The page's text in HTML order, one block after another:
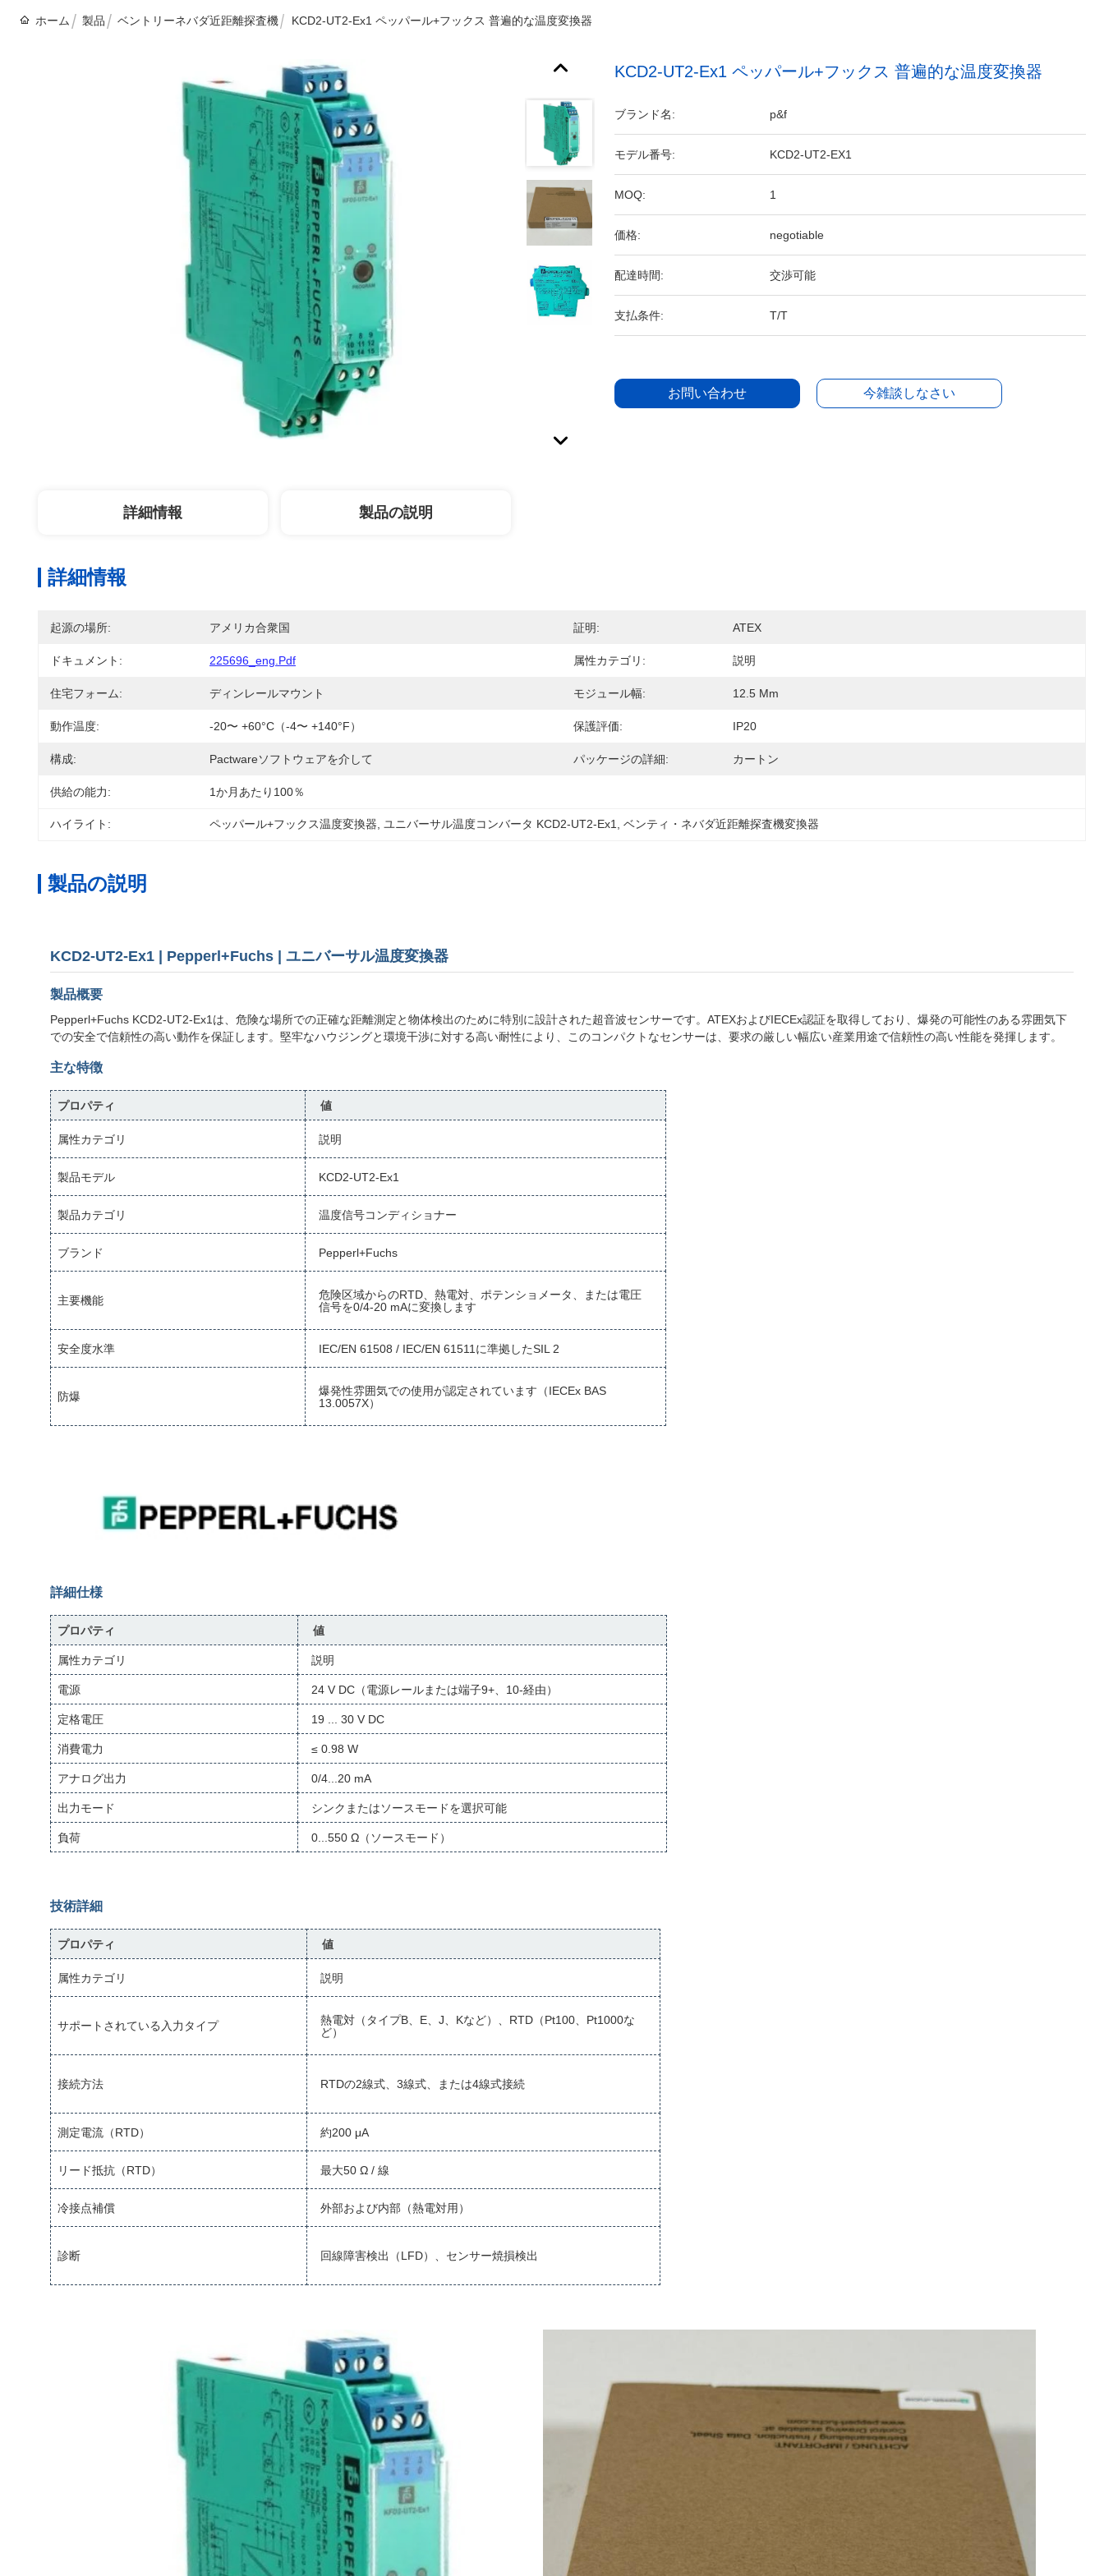
ホーム 製品 ベントリーネバダ近距離探査機 KCD2-UT2-Ex1 ペッパール+フックス 普遍的な温度変換器
KCD2-UT2-Ex1 ペッパール+フックス 普遍的な温度変換器
ブランド名: p&f
モデル番号: KCD2-UT2-EX1
MOQ: 1
価格: negotiable
配達時間: 交渉可能
支払条件: T/T
お問い合わせ 今雑談しなさい
詳細情報 製品の説明
詳細情報
起源の場所: アメリカ合衆国 証明: ATEX
ドキュメント: 225696_eng.pdf 属性カテゴリ: 説明
住宅フォーム: ディンレールマウント モジュール幅: 12.5 Mm
動作温度: -20〜 +60°C（-4〜 +140°F） 保護評価: IP20
構成: Pactwareソフトウェアを介して パッケージの詳細: カートン
供給の能力: 1か月あたり100％
ハイライト: ペッパール+フックス温度変換器 ユニバーサル温度コンバータ KCD2-UT2-Ex1 ベンティ・ネバダ近距離探査機変換器
製品の説明
KCD2-UT2-Ex1 | Pepperl+Fuchs | ユニバーサル温度変換器
製品概要
Pepperl+Fuchs KCD2-UT2-Ex1は、危険な場所での正確な距離測定と物体検出のために特別に設計された超音波センサーです。ATEXおよびIECEx認証を取得しており、爆発の可能性のある雰囲気下
での安全で信頼性の高い動作を保証します。堅牢なハウジングと環境干渉に対する高い耐性により、このコンパクトなセンサーは、要求の厳しい幅広い産業用途で信頼性の高い性能を発揮します。
主な特徴
プロパティ 値
属性カテゴリ 説明
製品モデル KCD2-UT2-Ex1
製品カテゴリ 温度信号コンディショナー
ブランド Pepperl+Fuchs
主要機能
危険区域からのRTD、熱電対、ポテンショメータ、または電圧
信号を0/4-20 mAに変換します
安全度水準 IEC/EN 61508 / IEC/EN 61511に準拠したSIL 2
防爆
爆発性雰囲気での使用が認定されています（IECEx BAS
13.0057X）
詳細仕様
プロパティ 値
属性カテゴリ 説明
電源 24 V DC（電源レールまたは端子9+、10-経由）
定格電圧 19 ... 30 V DC
消費電力 ≤ 0.98 W
アナログ出力 0/4...20 mA
出力モード シンクまたはソースモードを選択可能
負荷 0...550 Ω（ソースモード）
技術詳細
プロパティ 値
属性カテゴリ 説明
サポートされている入力タイプ
熱電対（タイプB、E、J、Kなど）、RTD（Pt100、Pt1000な
ど）
接続方法 RTDの2線式、3線式、または4線式接続
測定電流（RTD） 約200 μA
リード抵抗（RTD） 最大50 Ω / 線
冷接点補償 外部および内部（熱電対用）
診断 回線障害検出（LFD）、センサー焼損検出